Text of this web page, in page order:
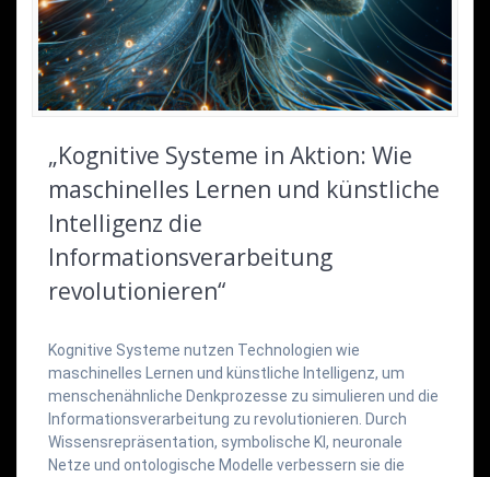
„Kognitive Systeme in Aktion: Wie
maschinelles Lernen und künstliche
Intelligenz die
Informationsverarbeitung
revolutionieren“
Kognitive Systeme nutzen Technologien wie
maschinelles Lernen und künstliche Intelligenz, um
menschenähnliche Denkprozesse zu simulieren und die
Informationsverarbeitung zu revolutionieren. Durch
Wissensrepräsentation, symbolische KI, neuronale
Netze und ontologische Modelle verbessern sie die